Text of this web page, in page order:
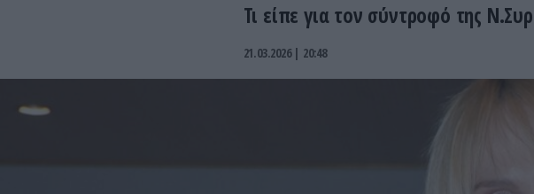
Τι είπε για τον σύντροφό της
21.03.2026 | 20:48